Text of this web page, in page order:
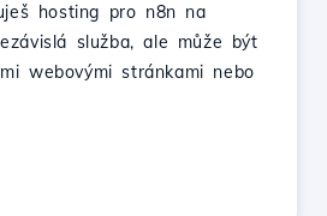
hosting pro n8n na
služba, ale může být
webovými stránkami nebo